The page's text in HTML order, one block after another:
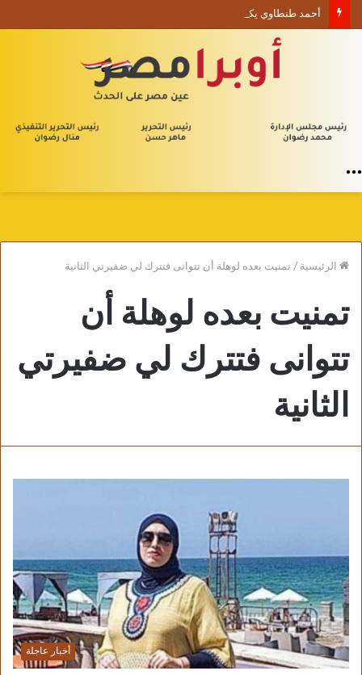
أحمد طنطاوي يكتب حين يصبح الوجود علامة استفهام
الرئيسية/تمنيت بعده لوهلة أن تتوانى فتترك لي ضفيرتي الثانية
تمنيت بعده لوهلة أن
تتوانى فتترك لي ضفيرتي
الثانية
أخبار عاجلة